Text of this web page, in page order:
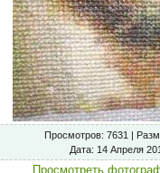
Просмотров: 7631 |
Дата: 14 Апреля
Просмотреть